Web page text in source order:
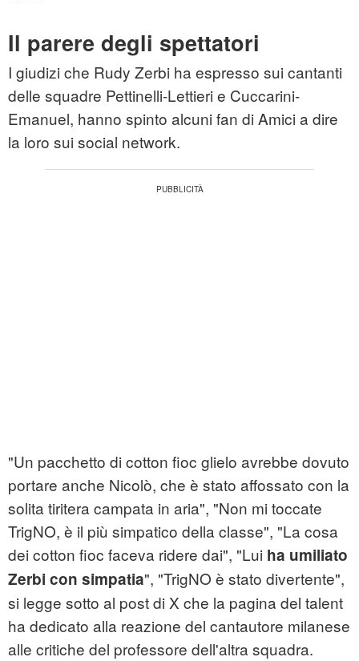
Il parere degli spettatori
I giudizi che Rudy Zerbi ha espresso sui cantanti
delle squadre Pettinelli-Lettieri e Cuccarini-
Emanuel, hanno spinto alcuni fan di Amici a dire
la loro sui social network.
"Un pacchetto di cotton fioc glielo avrebbe dovuto
portare anche Nicolò, che è stato affossato con la
solita tiritera campata in aria", "Non mi toccate
TrigNO, è il più simpatico della classe", "La cosa
dei cotton fioc faceva ridere dai", "Lui ha umiliato
Zerbi con simpatia", "TrigNO è stato divertente",
si legge sotto al post di X che la pagina del talent
ha dedicato alla reazione del cantautore milanese
alle critiche del professore dell'altra squadra.